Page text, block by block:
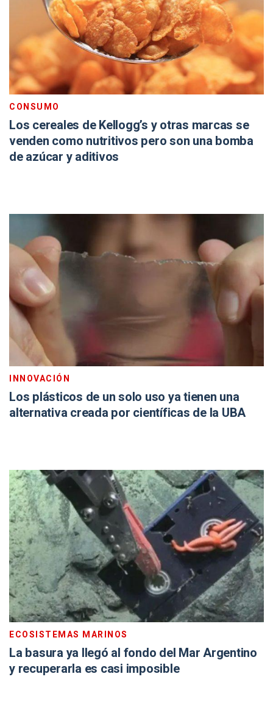
CONSUMO
Los cereales de Kellogg’s y otras marcas se
venden como nutritivos pero son una bomba
de azúcar y aditivos
INNOVACIÓN
Los plásticos de un solo uso ya tienen una
alternativa creada por científicas de la UBA
ECOSISTEMAS MARINOS
La basura ya llegó al fondo del Mar Argentino
y recuperarla es casi imposible